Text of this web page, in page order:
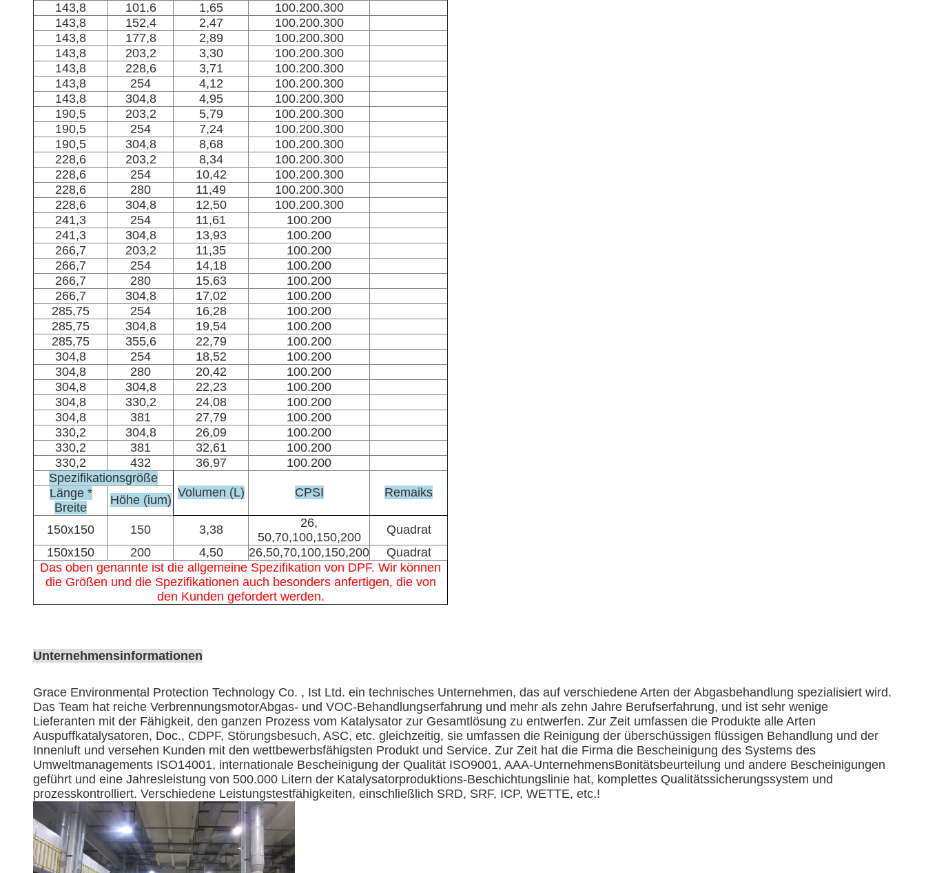
143,8
101,6 1,65
100.200.300
143,8
152,4 2,47
100.200.300
143,8
177,8 2,89
100.200.300
143,8
203,2 3,30
100.200.300
143,8
228,6 3,71
100.200.300
143,8
254 4,12
100.200.300
143,8
304,8 4,95
100.200.300
190,5
203,2 5,79
100.200.300
190,5
254 7,24
100.200.300
190,5
304,8 8,68
100.200.300
228,6
203,2 8,34
100.200.300
228,6
254 10,42
100.200.300
228,6
280 11,49
100.200.300
228,6
304,8 12,50
100.200.300
241,3
254 11,61
100.200
241,3
304,8 13,93
100.200
266,7
203,2 11,35
100.200
266,7
254 14,18
100.200
266,7
280 15,63
100.200
266,7
304,8 17,02
100.200
285,75
254 16,28
100.200
285,75
304,8 19,54
100.200
285,75
355,6 22,79
100.200
304,8
254 18,52
100.200
304,8
280 20,42
100.200
304,8
304,8 22,23
100.200
304,8
330,2 24,08
100.200
304,8
381 27,79
100.200
330,2
304,8 26,09
100.200
330,2
381 32,61
100.200
330,2
432 36,97
100.200
Spezifikationsgröße
Volumen (L)
CPSI Remaiks
Länge *
Breite
Höhe (ium)
150x150 150 3,38
26,
50,70,100,150,200
Quadrat
150x150
200 4,50 26,50,70,100,150,200
Quadrat
Das oben genannte ist die allgemeine Spezifikation von DPF. Wir können
die Größen und die Spezifikationen auch besonders anfertigen, die von
den Kunden gefordert werden.
Unternehmensinformationen
Grace Environmental Protection Technology Co. , Ist Ltd. ein technisches Unternehmen, das auf verschiedene Arten der Abgasbehandlung spezialisiert wird.
Das Team hat reiche VerbrennungsmotorAbgas- und VOC-Behandlungserfahrung und mehr als zehn Jahre Berufserfahrung, und ist sehr wenige
Lieferanten mit der Fähigkeit, den ganzen Prozess vom Katalysator zur Gesamtlösung zu entwerfen. Zur Zeit umfassen die Produkte alle Arten
Auspuffkatalysatoren, Doc., CDPF, Störungsbesuch, ASC, etc. gleichzeitig, sie umfassen die Reinigung der überschüssigen flüssigen Behandlung und der
Innenluft und versehen Kunden mit den wettbewerbsfähigsten Produkt und Service. Zur Zeit hat die Firma die Bescheinigung des Systems des
Umweltmanagements ISO14001, internationale Bescheinigung der Qualität ISO9001, AAA-UnternehmensBonitätsbeurteilung und andere Bescheinigungen
geführt und eine Jahresleistung von 500.000 Litern der Katalysatorproduktions-Beschichtungslinie hat, komplettes Qualitätssicherungssystem und
prozesskontrolliert. Verschiedene Leistungstestfähigkeiten, einschließlich SRD, SRF, ICP, WETTE, etc.!